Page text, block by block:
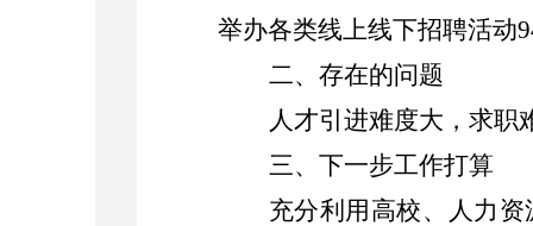
举办各类线上线下招聘活动
二、存在的问题
人才引进难度大，求职
三、下一步工作打算
充分利用高校、人力